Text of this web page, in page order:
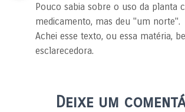
Pouco sabia sobre o uso da planta
medicamento, mas deu "um norte".
Achei esse texto, ou essa matéria,
esclarecedora.
Deixe um